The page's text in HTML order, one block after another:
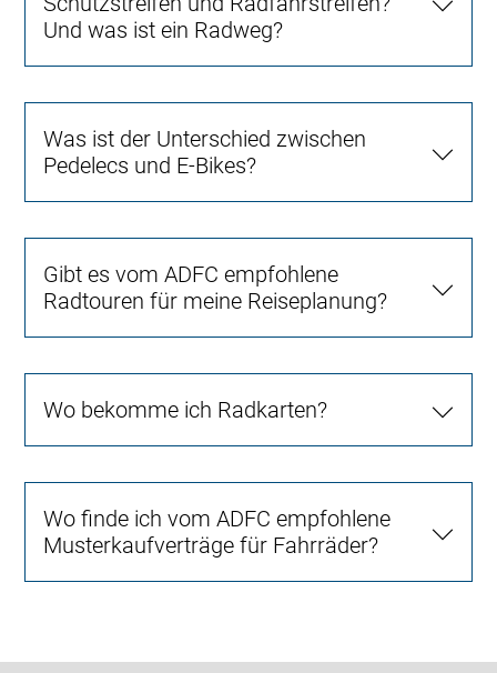
Und was ist ein Radweg?
Was ist der Unterschied zwischen
Pedelecs und E-Bikes?
Gibt es vom ADFC empfohlene
Radtouren für meine Reiseplanung?
Wo bekomme ich Radkarten?
Wo finde ich vom ADFC empfohlene
Musterkaufverträge für Fahrräder?